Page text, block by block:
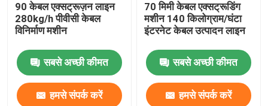
कारखाने का दौरा
गुणवत्ता नियंत्रण
हमसे संपर्क करें
90 केबल एक्सट्रूज़न लाइन
280kg/h पीवीसी केबल
विनिर्माण मशीन
सबसे अच्छी कीमत
हमसे संपर्क करें
70 मिमी केबल एक्सट्रूडिंग
मशीन 140 किलोग्राम/घंटा
इंटरनेट केबल उत्पादन लाइन
सबसे अच्छी कीमत
हमसे संपर्क करें